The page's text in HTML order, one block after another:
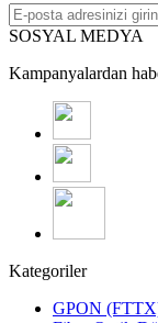
SOSYAL MEDYA
Kampanyalardan
Kategoriler
GPON